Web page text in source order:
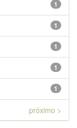
1
1
1
1
1
próximo >